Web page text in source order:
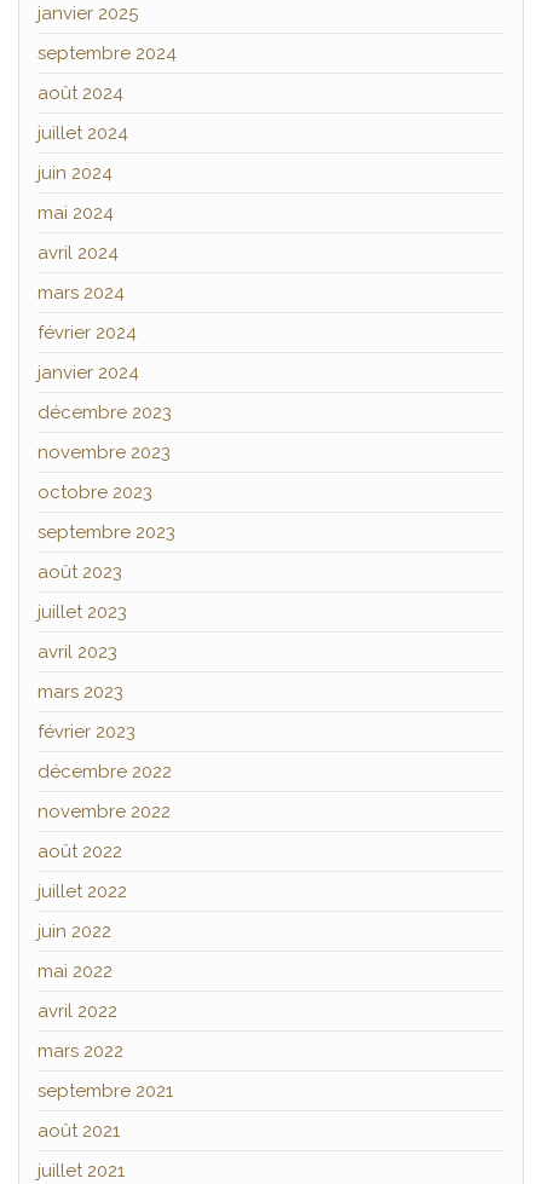
janvier 2025
septembre 2024
août 2024
juillet 2024
juin 2024
mai 2024
avril 2024
mars 2024
février 2024
janvier 2024
décembre 2023
novembre 2023
octobre 2023
septembre 2023
août 2023
juillet 2023
avril 2023
mars 2023
février 2023
décembre 2022
novembre 2022
août 2022
juillet 2022
juin 2022
mai 2022
avril 2022
mars 2022
septembre 2021
août 2021
juillet 2021